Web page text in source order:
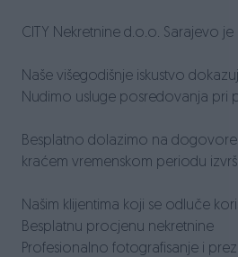
CITY Nekretnine d.o.o. Sarajevo je
Naše višegodišnje iskustvo
Nudimo usluge posredovanja pri
Besplatno dolazimo na
kraćem vremenskom periodu
Našim klijentima koji se odluče
Besplatnu procjenu nekretnine
Profesionalno fotografisanje i